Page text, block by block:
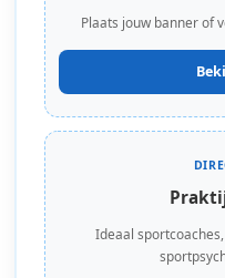
Plaats jouw banner of
Ideaal